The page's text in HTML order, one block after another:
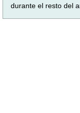
durante el resto del